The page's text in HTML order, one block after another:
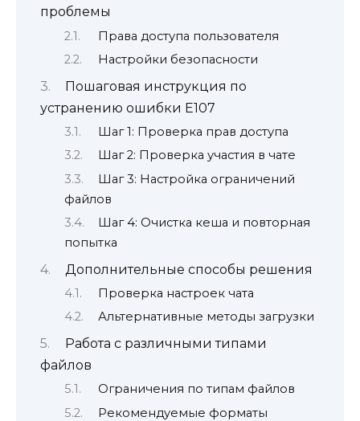
проблемы
Права доступа пользователя
Настройки безопасности
Пошаговая инструкция по
устранению ошибки E107
Шаг 1: Проверка прав доступа
Шаг 2: Проверка участия в чате
Шаг 3: Настройка ограничений
файлов
Шаг 4: Очистка кеша и повторная
попытка
Дополнительные способы решения
Проверка настроек чата
Альтернативные методы загрузки
Работа с различными типами
файлов
Ограничения по типам файлов
Рекомендуемые форматы